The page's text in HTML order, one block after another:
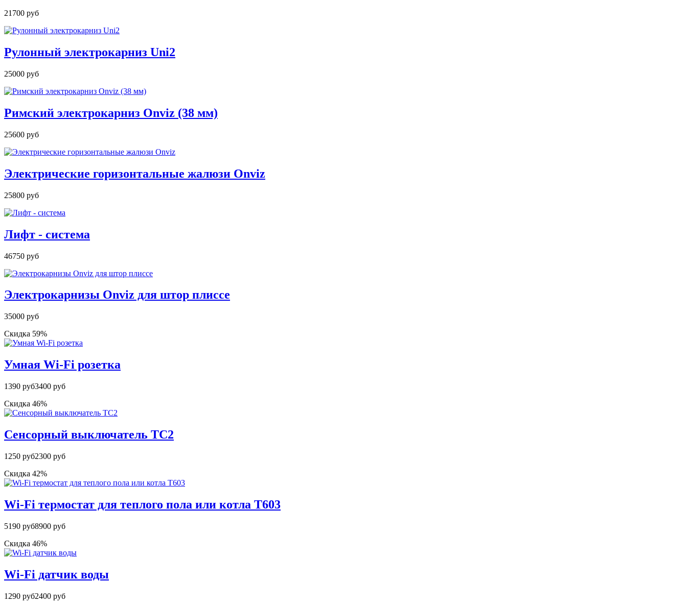
21700 руб
Рулонный электрокарниз Uni2
25000 руб
Римский электрокарниз Onviz (38 мм)
25600 руб
Электрические горизонтальные жалюзи Onviz
25800 руб
Лифт - система
46750 руб
Электрокарнизы Onviz для штор плиссе
35000 руб
Скидка 59%
Умная Wi-Fi розетка
1390 руб3400 руб
Скидка 46%
Сенсорный выключатель TC2
1250 руб2300 руб
Скидка 42%
Wi-Fi термостат для теплого пола или котла T603
5190 руб8900 руб
Скидка 46%
Wi-Fi датчик воды
1290 руб2400 руб